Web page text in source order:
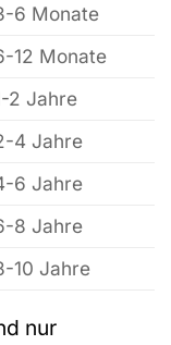
6 Monate
12 Monate
2 Jahre
4 Jahre
6 Jahre
8 Jahre
10 Jahre
nur